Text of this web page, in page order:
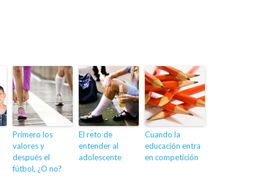
Primero los
valores y
después el
fútbol, ¿O no?
El reto de
entender al
adolescente
Cuando la
educación entra
en competición